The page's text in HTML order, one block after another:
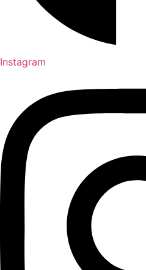
Instagram